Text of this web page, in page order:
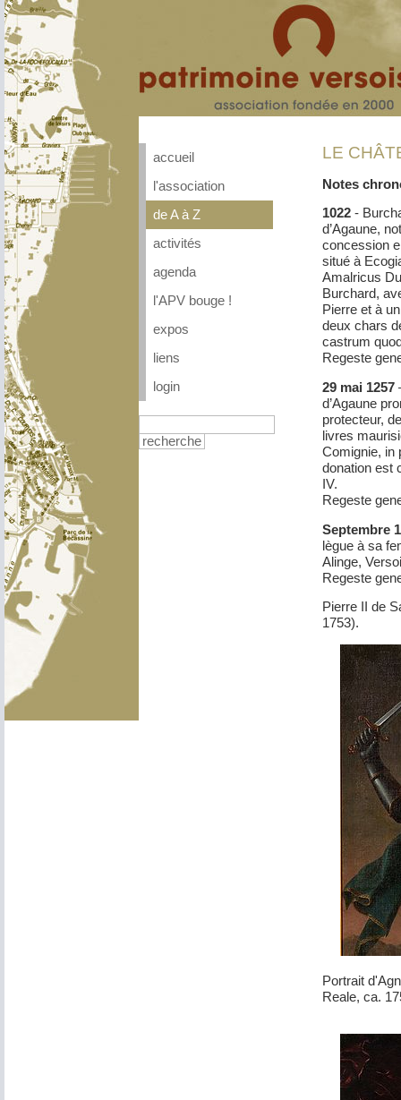
accueil
l'association
de A à Z
activités
agenda
l'APV bouge !
expos
liens
login
recherche
LE
Notes
1022 -
d’Agaune,
concession
situé à
Amalricus
Burchard,
Pierre et à
deux chars
castrum
Regeste
29 mai 1257
d’Agaune
protecteur,
livres
Comignie, in
donation est
IV.
Regeste
Septembre
lègue à sa
Alinge,
Regeste
Pierre II de
1753).
Portrait
Reale, ca.